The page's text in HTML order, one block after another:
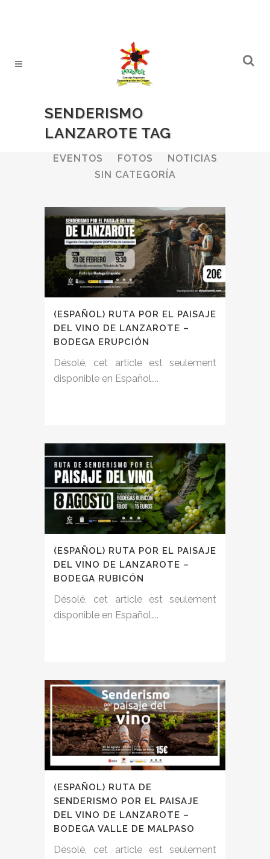
SENDERISMO
LANZAROTE TAG
ALL BODEGAS
BOLETINES
EVENTOS
FOTOS
NOTICIAS
SIN CATEGORÍA
(ESPAÑOL) RUTA POR EL PAISAJE
DEL VINO DE LANZAROTE –
BODEGA ERUPCIÓN
Désolé, cet article est seulement
disponible en Español....
(ESPAÑOL) RUTA POR EL PAISAJE
DEL VINO DE LANZAROTE –
BODEGA RUBICÓN
Désolé, cet article est seulement
disponible en Español....
(ESPAÑOL) RUTA DE
SENDERISMO POR EL PAISAJE
DEL VINO DE LANZAROTE –
BODEGA VALLE DE MALPASO
Désolé, cet article est seulement